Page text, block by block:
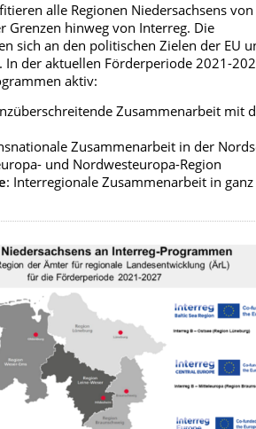
alle Regionen Niedersachsens
Grenzen hinweg von Interreg. Die
sich an den politischen Zielen der EU
In der aktuellen Förderperiode 2021-
aktiv:
Zusammenarbeit mit
Zusammenarbeit in der
und Nordwesteuropa-Region
: Interregionale Zusammenarbeit in ganz